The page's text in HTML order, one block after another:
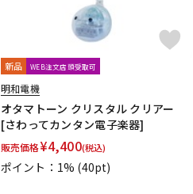
新品 WEB注文店頭受取可
明和電機
オタマトーン クリスタル クリアー
[さわってカンタン電子楽器]
販売価格¥4,400(税込)
ポイント：1% (40pt)